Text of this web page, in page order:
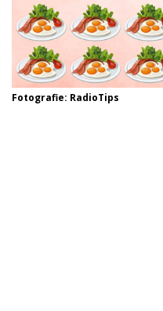
Fotografie: RadioTips